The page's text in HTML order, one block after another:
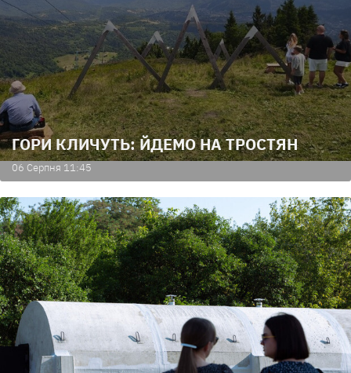
ГОРИ КЛИЧУТЬ: ЙДЕМО НА ТРОСТЯН
06 Серпня 11:45